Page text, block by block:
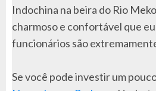
Indochina na beira do Rio
charmoso e confortável que
funcionários são
Se você pode investir um